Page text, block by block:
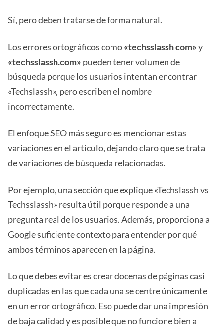
Sí, pero deben tratarse de forma natural.
Los errores ortográficos como«techsslassh com»y
«techsslassh.com» pueden tener volumen de
búsqueda porque los usuarios intentan encontrar
«Techslassh», pero escriben el nombre
incorrectamente.
El enfoque SEO más seguro es mencionar estas
variaciones en el artículo, dejando claro que se trata
de variaciones de búsqueda relacionadas.
Por ejemplo, una sección que explique «Techslassh vs
Techsslassh» resulta útil porque responde a una
pregunta real de los usuarios. Además, proporciona a
Google suficiente contexto para entender por qué
ambos términos aparecen en la página.
Lo que debes evitar es crear docenas de páginas casi
duplicadas en las que cada una se centre únicamente
en un error ortográfico. Eso puede dar una impresión
de baja calidad y es posible que no funcione bien a